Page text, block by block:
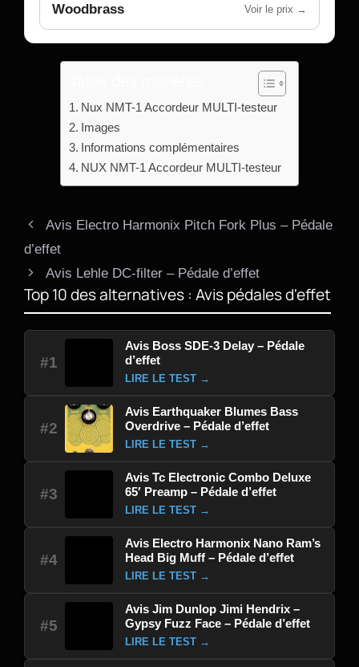
Woodbrass Voir le prix →
Nux NMT-1 Accordeur MULTI-testeur
Images
Informations complémentaires
NUX NMT-1 Accordeur MULTI-testeur
Avis Electro Harmonix Pitch Fork Plus – Pédale
d’effet
Avis Lehle DC-filter – Pédale d’effet
Top 10 des alternatives : Avis pédales d'effet
#1
Avis Boss SDE-3 Delay – Pédale
d’effet
LIRE LE TEST →
#2
Avis Earthquaker Blumes Bass
Overdrive – Pédale d’effet
LIRE LE TEST →
#3
Avis Tc Electronic Combo Deluxe
65′ Preamp – Pédale d’effet
LIRE LE TEST →
#4
Avis Electro Harmonix Nano Ram’s
Head Big Muff – Pédale d’effet
LIRE LE TEST →
#5
Avis Jim Dunlop Jimi Hendrix –
Gypsy Fuzz Face – Pédale d’effet
LIRE LE TEST →